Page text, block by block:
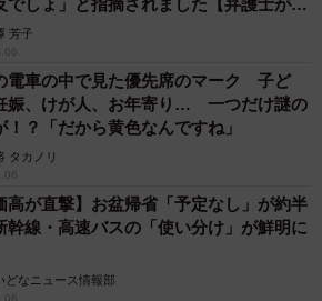
でしょ」と指摘されました【弁護士が解
芳子
電車の中で見た優先席のマーク 子ど
娠、けが人、お年寄り… 一つだけ謎の
！？「だから黄色なんですね」
タカノリ
高が直撃】お盆帰省「予定なし」が約半
線・高速バスの「使い分け」が鮮明に
どなニュース情報部